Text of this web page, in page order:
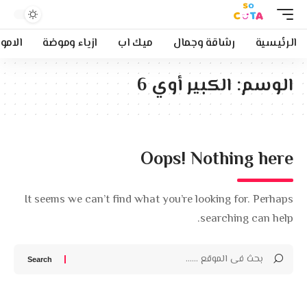
الرئيسية رشاقة وجمال ميك اب ازياء وموضة
الوسم: الكبير أوي 6
Oops! Nothing here
It seems we can’t find what you’re looking for. Perhaps
searching can help.